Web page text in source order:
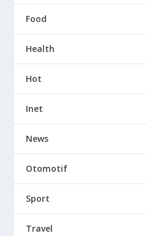
Food
Health
Hot
Inet
News
Otomotif
Sport
Travel